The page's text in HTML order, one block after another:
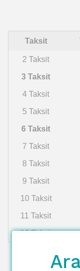
Taksit
2 Taksit
3 Taksit
4 Taksit
5 Taksit
6 Taksit
7 Taksit
8 Taksit
9 Taksit
10 Taksit
11 Taksit
12 Taksit